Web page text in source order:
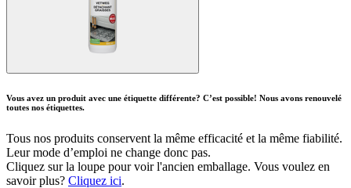
Vous avez un produit avec une étiquette différente? C’est possible! Nous avons renouvelé
toutes nos étiquettes.
Tous nos produits conservent la même efficacité et la même fiabilité.
Leur mode d’emploi ne change donc pas.
Cliquez sur la loupe pour voir l'ancien emballage. Vous voulez en
savoir plus? Cliquez ici.